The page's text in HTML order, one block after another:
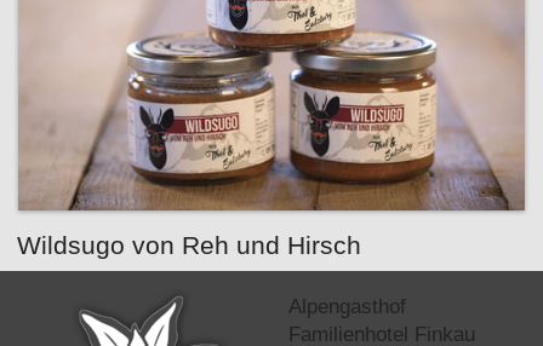
Wildsugo von Reh und Hirsch
Alpengasthof
Familienhotel Finkau